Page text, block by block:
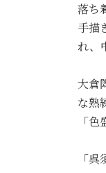
落ち
手描
れ、
大倉
な熟
「
「